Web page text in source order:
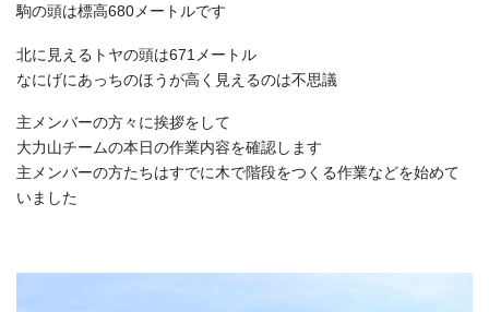
駒の頭は標高680メートルです
北に見えるトヤの頭は671メートル
なにげにあっちのほうが高く見えるのは不思議
主メンバーの方々に挨拶をして
大力山チームの本日の作業内容を確認します
主メンバーの方たちはすでに木で階段をつくる作業などを始めて
いました